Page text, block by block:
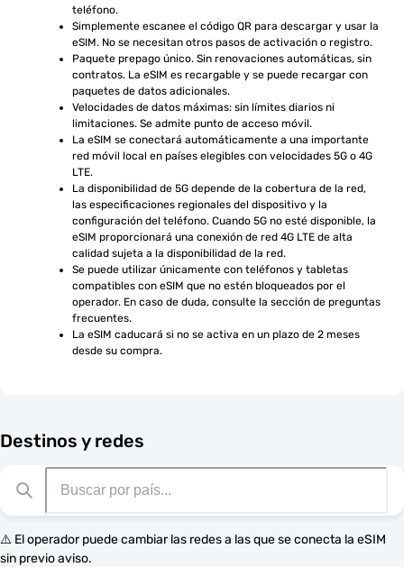
teléfono.
Simplemente escanee el código QR para descargar y usar la
eSIM. No se necesitan otros pasos de activación o registro.
Paquete prepago único. Sin renovaciones automáticas, sin
contratos. La eSIM es recargable y se puede recargar con
paquetes de datos adicionales.
Velocidades de datos máximas: sin límites diarios ni
limitaciones. Se admite punto de acceso móvil.
La eSIM se conectará automáticamente a una importante
red móvil local en países elegibles con velocidades 5G o 4G
LTE.
La disponibilidad de 5G depende de la cobertura de la red,
las especificaciones regionales del dispositivo y la
configuración del teléfono. Cuando 5G no esté disponible, la
eSIM proporcionará una conexión de red 4G LTE de alta
calidad sujeta a la disponibilidad de la red.
Se puede utilizar únicamente con teléfonos y tabletas
compatibles con eSIM que no estén bloqueados por el
operador. En caso de duda, consulte la sección de preguntas
frecuentes.
La eSIM caducará si no se activa en un plazo de 2 meses
desde su compra.
Destinos y redes
⚠️ El operador puede cambiar las redes a las que se conecta la eSIM
sin previo aviso.